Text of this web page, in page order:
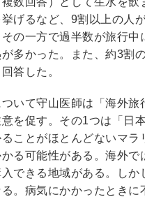
げるなど、9割以上の人
の一方で過半数が旅行
多かった。また、約3割
答した。
いて守山医師は「海外
を促す。その1つは「日
ことがほとんどないマ
る可能性がある。海外
できる地域がある。し
。病気にかかったとき